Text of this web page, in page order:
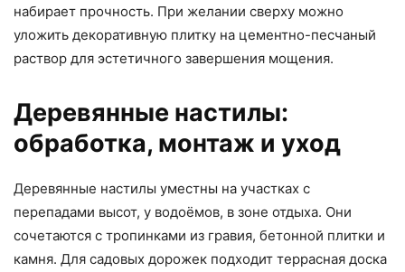
набирает прочность. При желании сверху можно
уложить декоративную плитку на цементно-песчаный
раствор для эстетичного завершения мощения.
Деревянные настилы:
обработка, монтаж и уход
Деревянные настилы уместны на участках с
перепадами высот, у водоёмов, в зоне отдыха. Они
сочетаются с тропинками из гравия, бетонной плитки и
камня. Для садовых дорожек подходит террасная доска